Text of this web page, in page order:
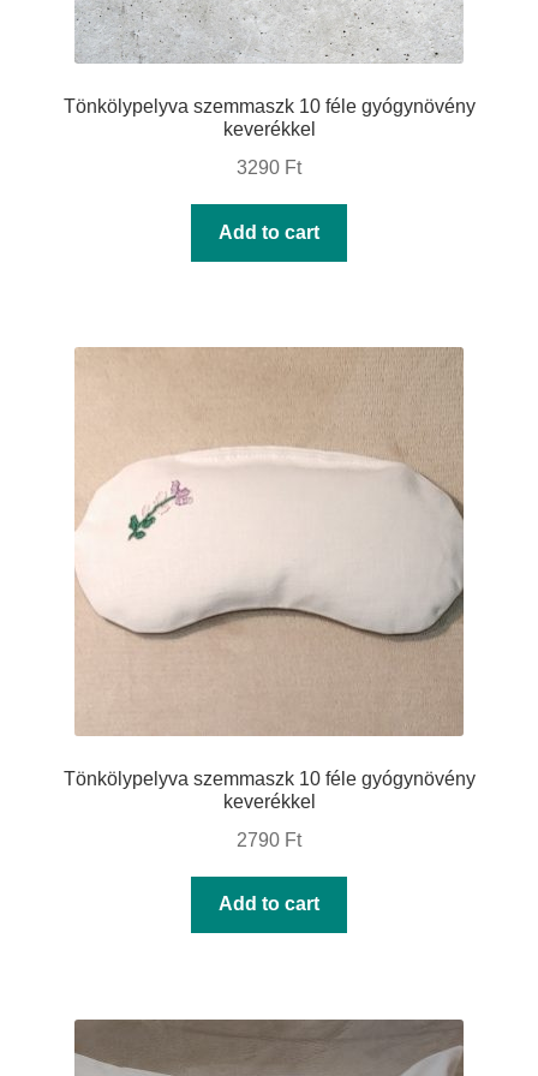
Tönkölypelyva szemmaszk 10 féle gyógynövény
keverékkel
3290 Ft
Add to cart
Tönkölypelyva szemmaszk 10 féle gyógynövény
keverékkel
2790 Ft
Add to cart